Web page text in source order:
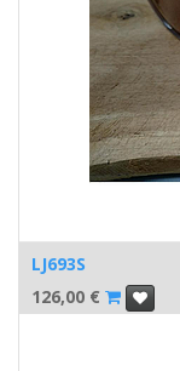
LJ693S
126,00 €